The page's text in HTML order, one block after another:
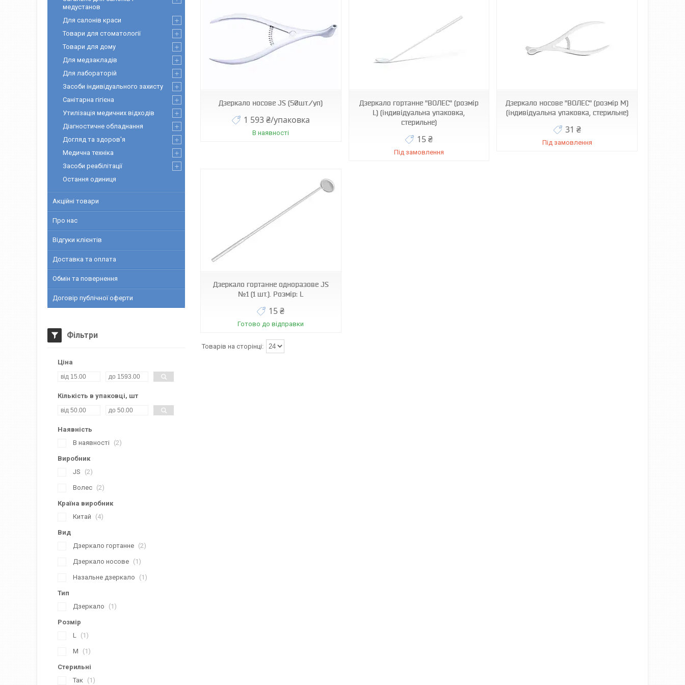
000000081
Дзеркало носове JS (50шт./уп)
1 593 ₴/упаковка
В наявності
Дзеркало гортанне "ВОЛЕС" (розмір
L) (індивідуальна упаковка,
стерильне)
15 ₴
Під замовлення
Дзеркало носове "ВОЛЕС" (розмір M)
(індивідуальна упаковка, стерильне)
31 ₴
Під замовлення
000000909
Дзеркало гортанне одноразове JS
№1 (1 шт.). Розмір: L
15 ₴
Готово до відправки
медустанов
Для салонів краси
Товари для стоматології
Товари для дому
Для медзакладів
Для лабораторій
Засоби індивідуального захисту
Санітарна гігієна
Утилізація медичних відходів
Діагностичне обладнання
Догляд та здоров'я
Медична техніка
Засоби реабілітації
Остання одиниця
Акційні товари
Про нас
Відгуки клієнтів
Доставка та оплата
Обмін та повернення
Договір публічної оферти
Фільтри
Ціна
Кількість в упаковці, шт
Наявність
В наявності
2
Виробник
JS
2
Волес 2
Країна виробник
Китай
4
Вид
Дзеркало гортанне
2
Дзеркало носове 1
Назальне дзеркало 1
Тип
Дзеркало
1
Розмір
L
1
М 1
Стерильні
Так
1